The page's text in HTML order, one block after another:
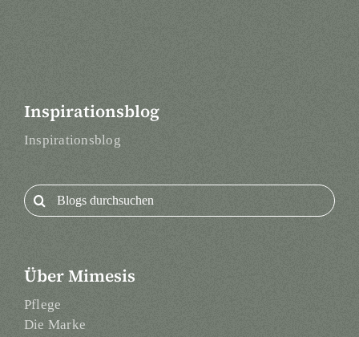
Inspirationsblog
Inspirationsblog
Search
for:
Über Mimesis
Pflege
Die Marke